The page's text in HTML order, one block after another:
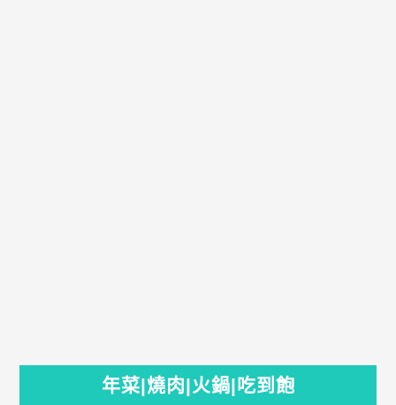
年菜|燒肉|火鍋|吃到飽